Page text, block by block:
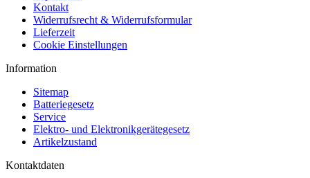
Kontakt
Widerrufsrecht & Widerrufsformular
Lieferzeit
Cookie Einstellungen
Information
Sitemap
Batteriegesetz
Service
Elektro- und Elektronikgerätegesetz
Artikelzustand
Kontaktdaten